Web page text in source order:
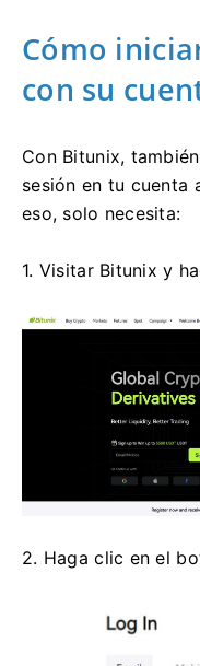
Cómo
con su
Con Bitunix,
sesión en tu cuenta
eso, solo necesita:
1. Visitar Bitunix y
2. Haga clic en el